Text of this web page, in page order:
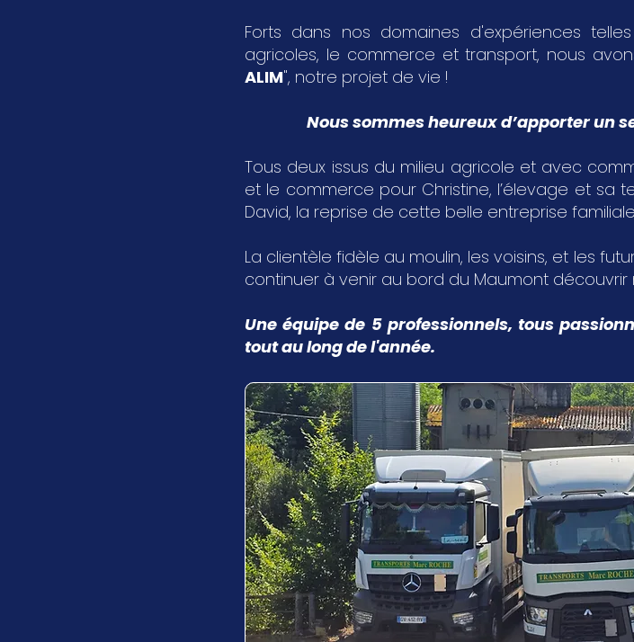
Forts dans nos domaines d'expériences
agricoles, le commerce et transport, nous
ALIM", notre projet de vie !
Nous sommes heureux d’apporter un
Tous deux issus du milieu agricole et avec
et le commerce pour Christine, l’élevage et sa
David, la reprise de cette belle entreprise
La clientèle fidèle au moulin, les voisins, et les
continuer à venir au bord du Maumont découvrir
Une équipe de 5 professionnels, tous
tout au long de l'année.